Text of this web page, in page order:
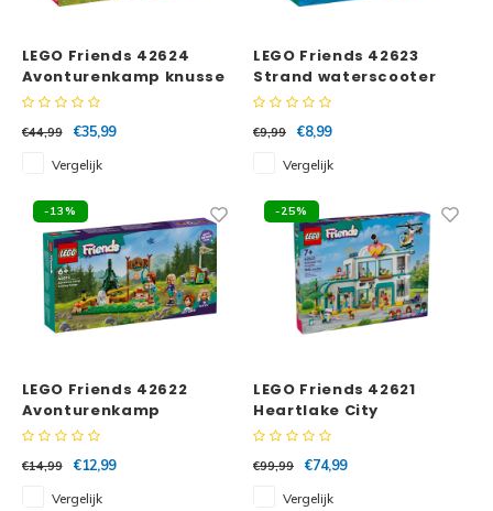
One Piece
LEGO Friends 42624
Avonturenkamp knusse
boshutten
€44,99
€35,99
Vergelijk
LEGO Friends 42623
Strand waterscooter
€9,99
€8,99
Vergelijk
-13%
LEGO Friends 42622
Avonturenkamp
boogschietbaan
€14,99
€12,99
Vergelijk
-25%
LEGO Friends 42621
Heartlake City
ziekenhuis
€99,99
€74,99
Vergelijk